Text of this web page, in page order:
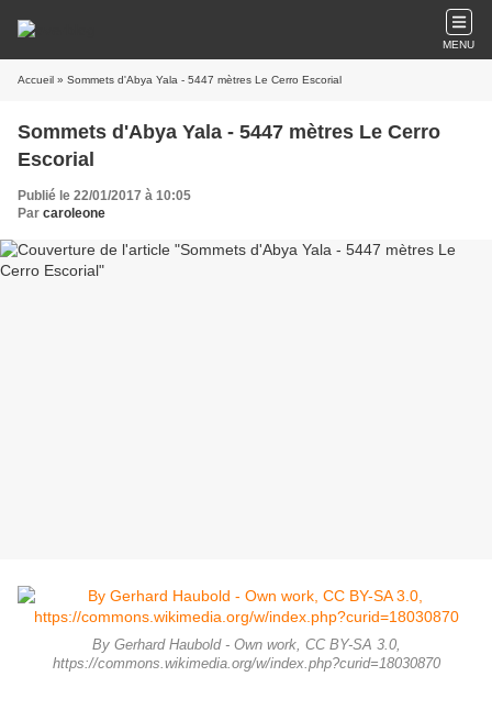
MENU
Accueil » Sommets d'Abya Yala - 5447 mètres Le Cerro Escorial
Sommets d'Abya Yala - 5447 mètres Le Cerro
Escorial
Publié le 22/01/2017 à 10:05
Par caroleone
By Gerhard Haubold - Own work, CC BY-SA 3.0,
https://commons.wikimedia.org/w/index.php?curid=18030870